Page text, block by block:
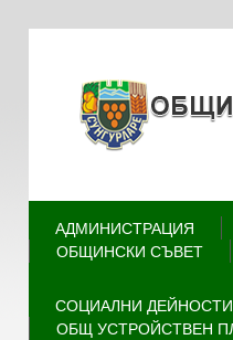
АДМИНИСТРАЦИЯ
ОБЩИНСКИ СЪВЕТ
СОЦИАЛНИ ДЕЙНОСТИ
ОБЩ УСТРОЙСТВЕН